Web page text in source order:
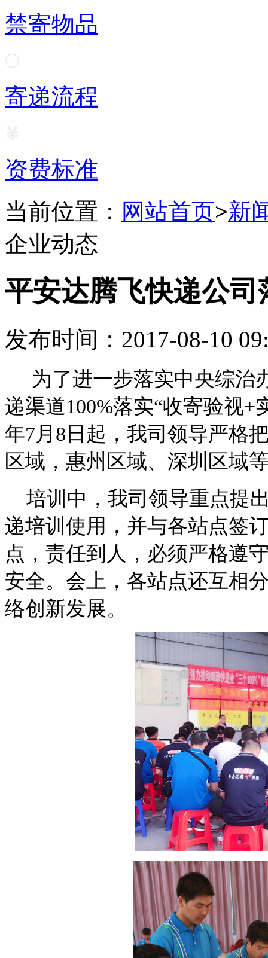
禁寄物品
寄递流程
资费标准
当前位置： 网站首页>新
企业动态
平安达腾飞快递公
发布时间：2017-08-10
为了进一步落实中央综治
递渠道100%落实“收寄验视+
年7月8日起，我司领导严格
区域，惠州区域、深圳区域
培训中，我司领导重点提
递培训使用，并与各站点签
点，责任到人，必须严格遵
安全。会上，各站点还互相
络创新发展。